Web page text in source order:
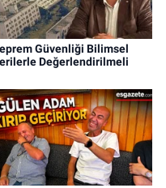
Güvenliği Bilimsel
Değerlendirilmeli